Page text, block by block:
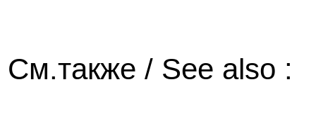
См.также / See also :